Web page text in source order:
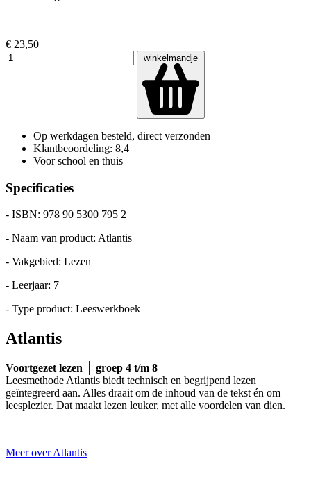
€ 23,50
winkelmandje
Op werkdagen besteld, direct verzonden
Klantbeoordeling: 8,4
Voor school en thuis
Specificaties
- ISBN: 978 90 5300 795 2
- Naam van product: Atlantis
- Vakgebied: Lezen
- Leerjaar: 7
- Type product: Leeswerkboek
Atlantis
Voortgezet lezen │ groep 4 t/m 8
Leesmethode Atlantis biedt technisch en begrijpend lezen
geïntegreerd aan. Alles draait om de inhoud van de tekst én om
leesplezier. Dat maakt lezen leuker, met alle voordelen van dien.
Meer over Atlantis